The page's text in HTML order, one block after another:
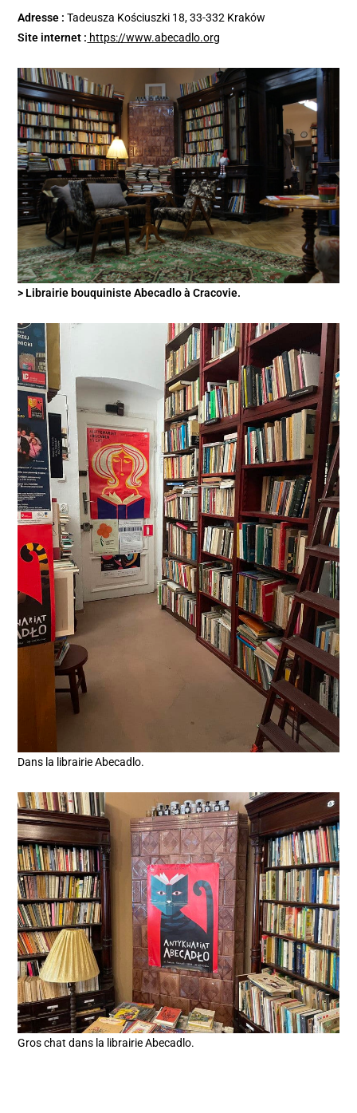
Adresse :Tadeusza Kościuszki 18, 33-332 Kraków
Site internet : https://www.abecadlo.org
> Librairie bouquiniste Abecadlo à Cracovie.
Dans la librairie Abecadlo.
Gros chat dans la librairie Abecadlo.